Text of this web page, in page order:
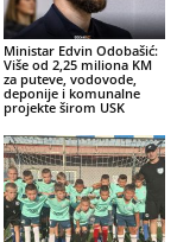
Ministar Edvin Odobašić:
Više od 2,25 miliona KM
za puteve, vodovode,
deponije i komunalne
projekte širom USK